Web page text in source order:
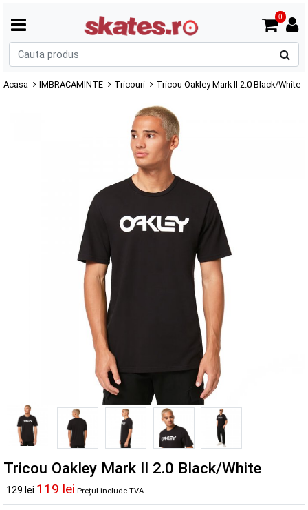
0
Acasa IMBRACAMINTE Tricouri Tricou Oakley Mark II 2.0 Black/White
Tricou Oakley Mark II 2.0 Black/White
129 lei119 lei Prețul include TVA